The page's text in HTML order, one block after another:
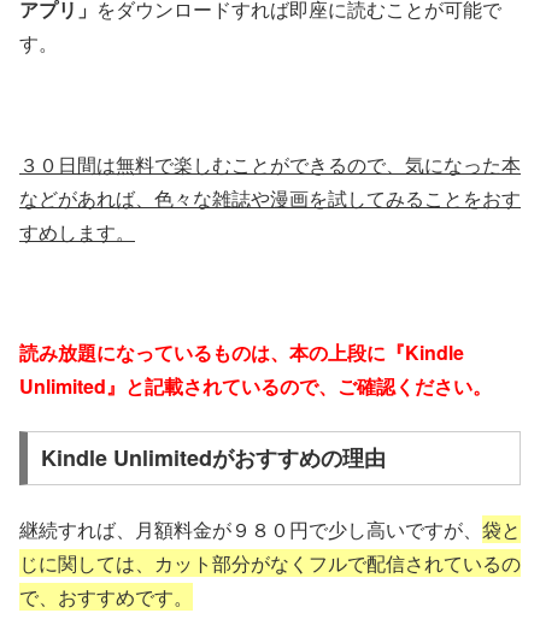
アプリ」 をダウンロードすれば即座に読むことが可能で
す。
３０日間は無料で楽しむことができるので、気になった本
などがあれば、色々な雑誌や漫画を試してみることをおす
すめします。
読み放題になっているものは、本の上段に『Kindle
Unlimited』と記載されているので、ご確認ください。
Kindle Unlimitedがおすすめの理由
継続すれば、月額料金が９８０円で少し高いですが、 袋と
じに関しては、カット部分がなくフルで配信されているの
で、おすすめです。